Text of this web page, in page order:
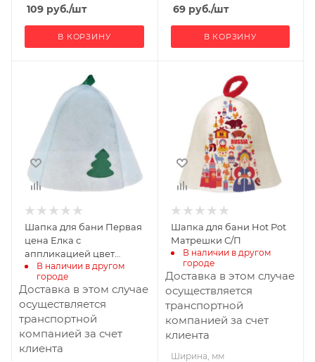
109 руб./шт
В КОРЗИНУ
69руб./шт
В КОРЗИНУ
Глубина, мм
Высота, мм
300
Шапка для бани Первая
цена Елка с
аппликацией цвет
белый С/П
В наличии в другом
городе
Доставка в этом случае
осуществляется
транспортной
компанией за счет
клиента
Глубина, мм
Высота, мм
270
Материал
Войлок
Производитель
Банные штучки
Шапка для бани Hot Pot
Матрешки С/П
В наличии в другом
городе
Доставка в этом случае
осуществляется
транспортной
компанией за счет
клиента
Ширина, мм